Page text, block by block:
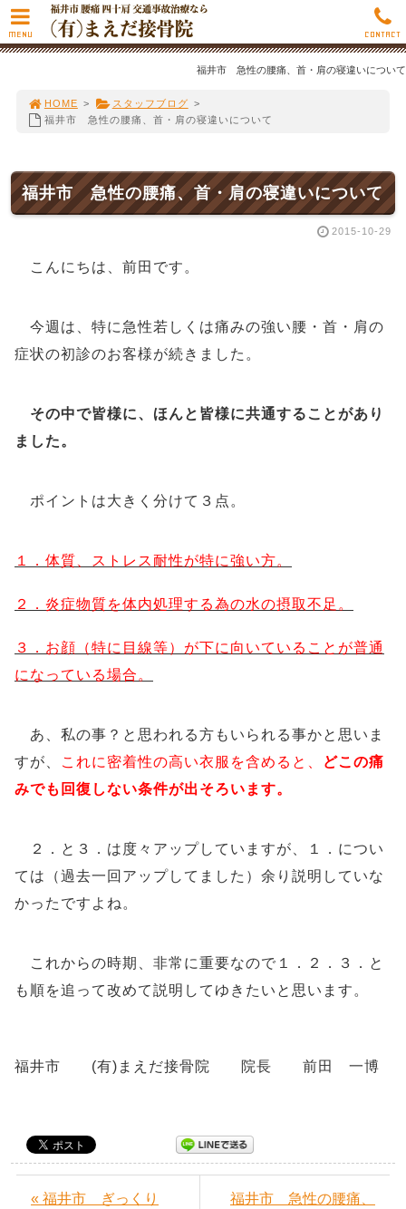
福井市 急性の腰痛、首・肩の寝違いについて
HOME > スタッフブログ >
福井市 急性の腰痛、首・肩の寝違いについて
福井市 急性の腰痛、首・肩の寝違いについて
2015-10-29
こんにちは、前田です。
今週は、特に急性若しくは痛みの強い腰・首・肩の
症状の初診のお客様が続きました。
その中で皆様に、ほんと皆様に共通することがあり
ました。
ポイントは大きく分けて３点。
１．体質、ストレス耐性が特に強い方。
２．炎症物質を体内処理する為の水の摂取不足。
３．お顔（特に目線等）が下に向いていることが普通
になっている場合。
あ、私の事？と思われる方もいられる事かと思いま
すが、
これに密着性の高い衣服を含めると、
どこの痛
みでも回復しない条件が出そろいます。
２．と３．は度々アップしていますが、１．につい
ては（過去一回アップしてました）余り説明していな
かったですよね。
これからの時期、非常に重要なので１．２．３．と
も順を追って改めて説明してゆきたいと思います。
福井市 (有)まえだ接骨院 院長 前田 一博
« 福井市 ぎっくり
福井市 急性の腰痛、
MENU CONTACT